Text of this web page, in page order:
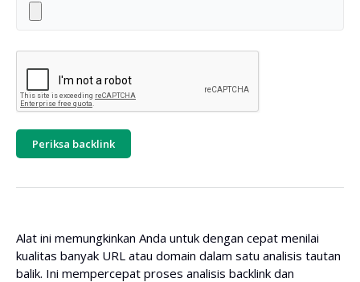
Periksa backlink
Alat ini memungkinkan Anda untuk dengan cepat menilai
kualitas banyak URL atau domain dalam satu analisis tautan
balik. Ini mempercepat proses analisis backlink dan